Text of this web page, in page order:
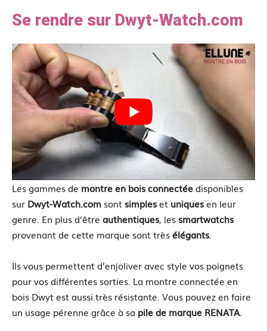
Se rendre sur Dwyt-Watch.com
Les gammes de montre en bois connectéedisponibles
sur Dwyt-Watch.com sont simpleset uniquesen leur
genre. En plus d’être authentiques, les smartwatchs
provenant de cette marque sont trèsélégants.
Ils vous permettent d’enjoliver avec style vos poignets
pour vos différentes sorties. La montre connectée en
bois Dwyt est aussi très résistante. Vous pouvez en faire
un usage pérenne grâce à sa pile de marque RENATA.